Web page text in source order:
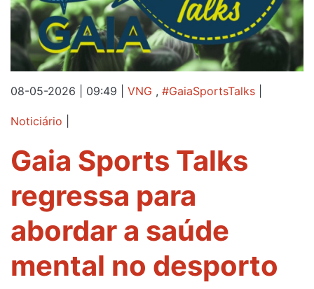
08-05-2026 | 09:49 VNG , #GaiaSportsTalks
Noticiário
Gaia Sports Talks
regressa para
abordar a saúde
mental no desporto